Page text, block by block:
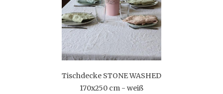
Tischdecke STONE WASHED
170x250 cm - weiß